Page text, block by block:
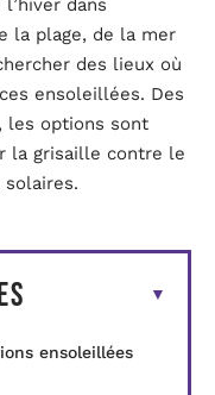
dans
la plage, de la mer
des lieux où
ensoleillées. Des
les options sont
la grisaille contre le
ensoleillées